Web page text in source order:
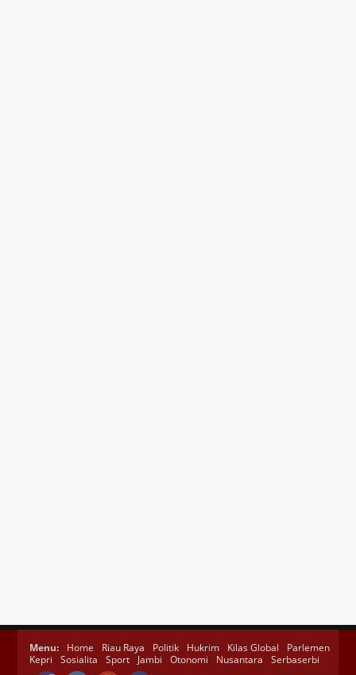
Menu: Home Riau Raya Politik Hukrim Kilas Global
Parlemen
Kepri
Sosialita Sport Jambi Otonomi Nusantara Serbaserbi